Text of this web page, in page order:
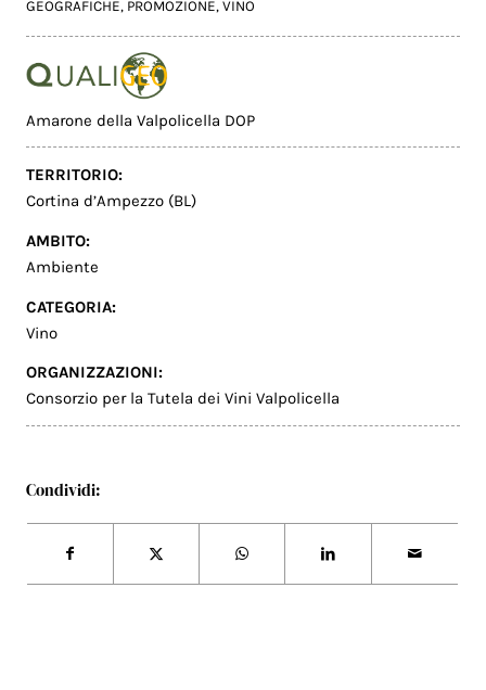
GEOGRAFICHE, PROMOZIONE,VINO
Amarone della Valpolicella DOP
TERRITORIO:
Cortina d’Ampezzo (BL)
AMBITO:
Ambiente
CATEGORIA:
Vino
ORGANIZZAZIONI:
Consorzio per la Tutela dei Vini Valpolicella
Condividi: